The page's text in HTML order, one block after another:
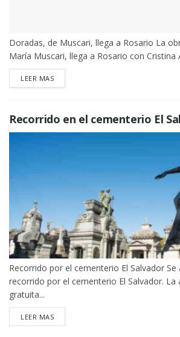
Doradas, de Muscari, llega a Rosario La
María Muscari, llega a Rosario con Cristina
LEER MASDETAILS
Recorrido en el cementerio El
Recorrido por el cementerio El Salvador
recorrido por el cementerio El Salvador. La
gratuita...
LEER MASDETAILS